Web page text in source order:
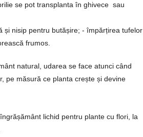
se pot transplanta în ghivece sau
și nisip pentru butășire; - împărțirea tufelor
frumos.
natural, udarea se face atunci când
pe măsură ce planta crește și devine
lichid pentru plante cu flori, la